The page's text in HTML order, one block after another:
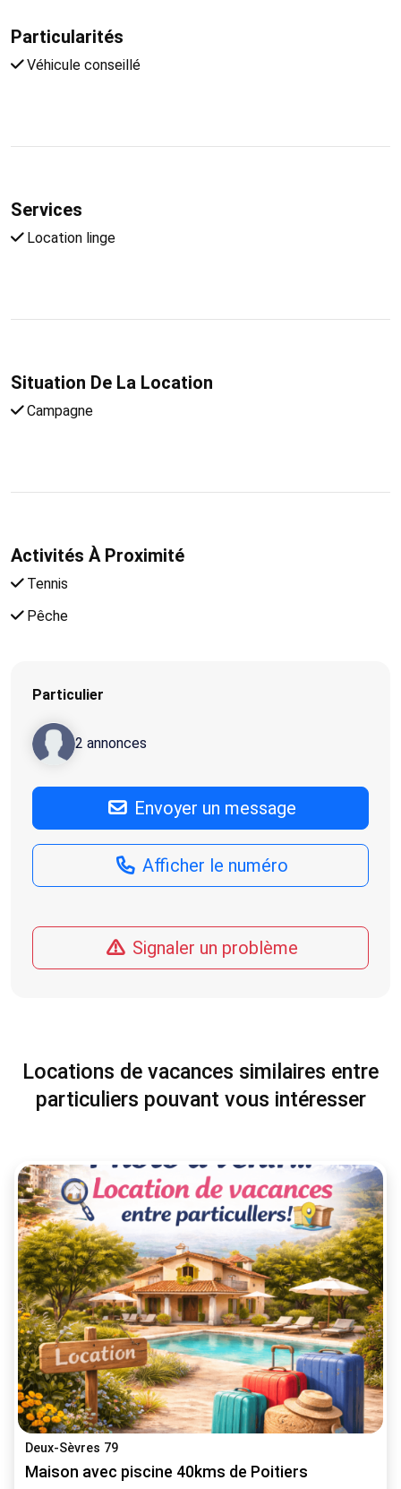
Particularités
Véhicule conseillé
Services
Location linge
Situation De La Location
Campagne
Activités À Proximité
Tennis
Pêche
Particulier
2 annonces
Envoyer un message
Afficher le numéro
Signaler un problème
Locations de vacances similaires entre
particuliers pouvant vous intéresser
Deux-Sèvres 79
Maison avec piscine 40kms de Poitiers